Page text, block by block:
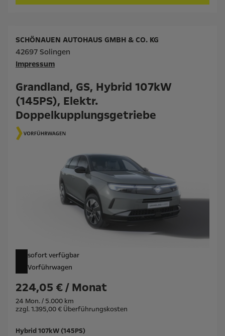
Grandland, GS, Hybrid 107kW
(145PS), Elektr.
Doppelkupplungsgetriebe
sofort verfügbar
Vorführwagen
224,05 € / Monat
24 Mon. / 5.000 km
zzgl. 1.395,00 € Überführungskosten
SCHÖNAUEN AUTOHAUS GMBH & CO. KG
42697 Solingen
Impressum
Hybrid 107kW (145PS)